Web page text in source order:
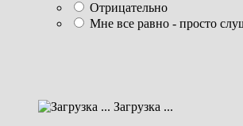
Отрицательно
Мне все равно - просто
Загрузка ...